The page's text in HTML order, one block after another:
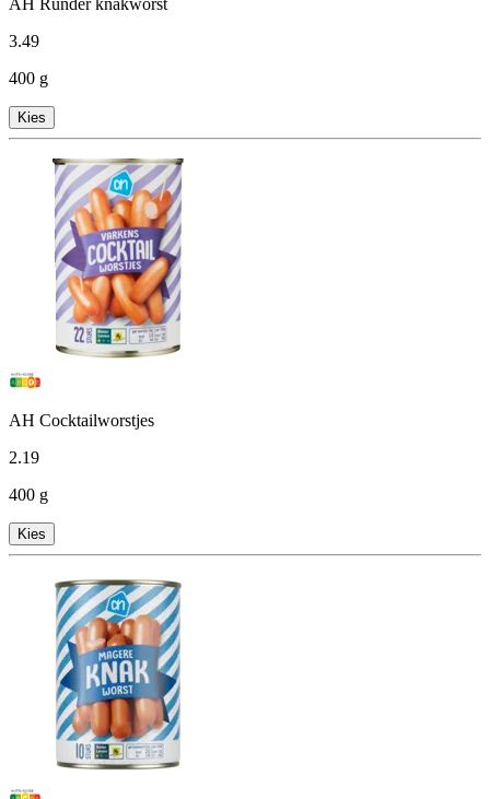
AH Runder knakworst
3.49
400 g
Kies
AH Cocktailworstjes
2.19
400 g
Kies